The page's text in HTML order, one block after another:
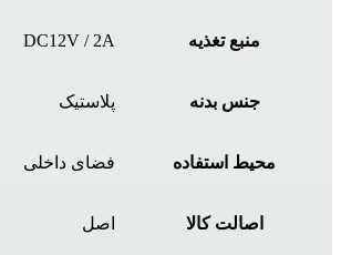
منبع تغذیه DC12V / 2A
جنس بدنه پلاستیک
محیط استفاده فضای داخلی
اصالت کالا اصل